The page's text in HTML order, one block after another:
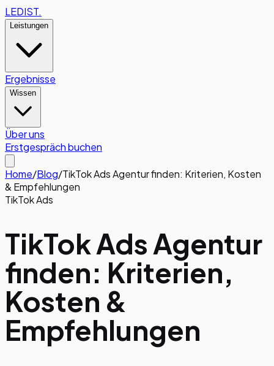
LEDIST.
Leistungen
Ergebnisse
Wissen
Über uns
Erstgespräch buchen
Home/Blog/TikTok Ads Agentur finden: Kriterien, Kosten
& Empfehlungen
TikTok Ads
TikTok Ads Agentur
finden: Kriterien,
Kosten &
Empfehlungen